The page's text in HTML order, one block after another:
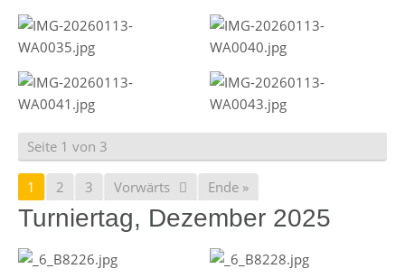
Seite 1 von 3
1 2 3 Vorwärts Ende »
Turniertag, Dezember 2025